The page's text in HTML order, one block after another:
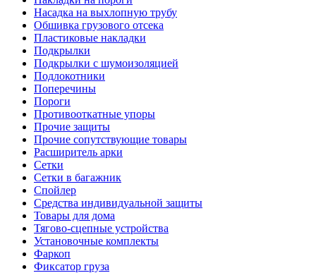
Насадка на выхлопную трубу
Обшивка грузового отсека
Пластиковые накладки
Подкрылки
Подкрылки с шумоизоляцией
Подлокотники
Поперечины
Пороги
Противооткатные упоры
Прочие защиты
Прочие сопутствующие товары
Расширитель арки
Сетки
Сетки в багажник
Спойлер
Средства индивидуальной защиты
Товары для дома
Тягово-сцепные устройства
Установочные комплекты
Фаркоп
Фиксатор груза